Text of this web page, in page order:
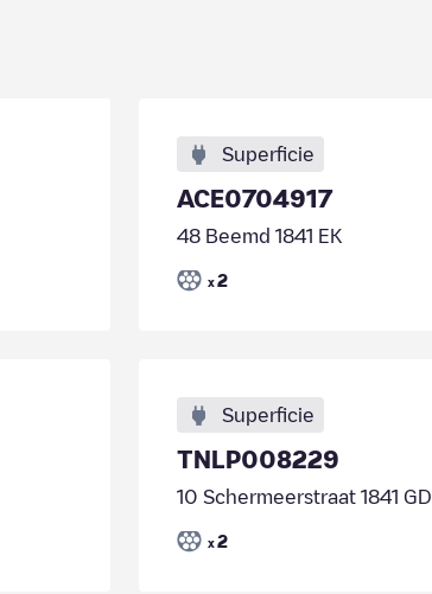
Superficie
ACE0704917
48 Beemd 1841 EK
x 2
Superficie
TNLP008229
10 Schermeerstraat 1841 GD
x 2